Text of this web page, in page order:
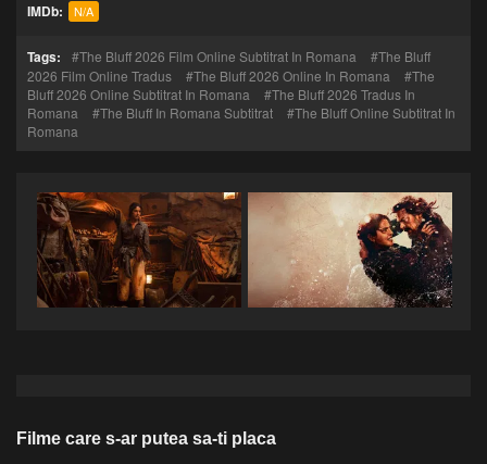
IMDb: N/A
Tags: The Bluff 2026 Film Online Subtitrat In Romana
The Bluff
2026 Film Online Tradus
The Bluff 2026 Online In Romana
The
Bluff 2026 Online Subtitrat In Romana
The Bluff 2026 Tradus In
Romana
The Bluff In Romana Subtitrat
The Bluff Online Subtitrat In
Romana
Filme care s-ar putea sa-ti placa